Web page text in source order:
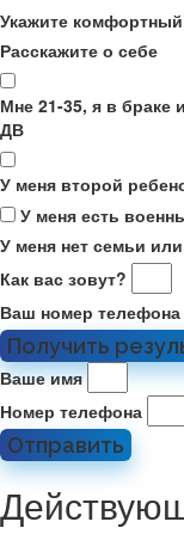
Укажите
Расскажите о себе
Мне 21-35, я в браке
ДВ
У меня второй
У меня есть
У меня нет семьи
Как вас зовут?
Ваш номер телефона
Получить
Ваше имя
Номер телефона
Отправить